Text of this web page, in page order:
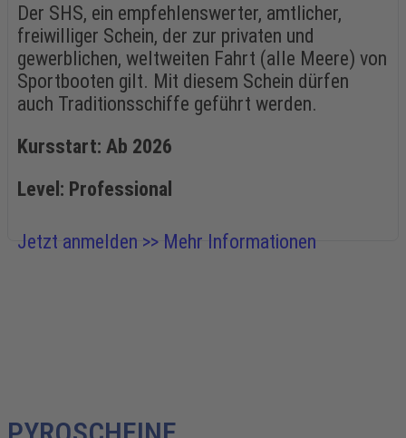
Der SHS, ein empfehlenswerter, amtlicher,
freiwilliger Schein, der zur privaten und
gewerblichen, weltweiten Fahrt (alle Meere) von
Sportbooten gilt. Mit diesem Schein dürfen
auch Traditionsschiffe geführt werden.
Kursstart: Ab 2026
Level: Professional
Jetzt anmelden >> Mehr Informationen